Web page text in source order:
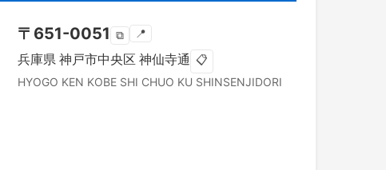
〒 651-0051 ⧉ 📍
兵庫県 神戸市中央区 神仙寺通 📋
HYOGO KEN KOBE SHI CHUO KU SHINSENJIDORI